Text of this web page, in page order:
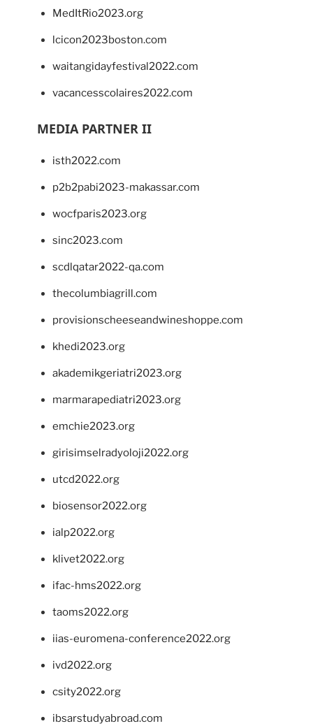
MedItRio2023.org
lcicon2023boston.com
waitangidayfestival2022.com
vacancesscolaires2022.com
MEDIA PARTNER II
isth2022.com
p2b2pabi2023-makassar.com
wocfparis2023.org
sinc2023.com
scdlqatar2022-qa.com
thecolumbiagrill.com
provisionscheeseandwineshoppe.com
khedi2023.org
akademikgeriatri2023.org
marmarapediatri2023.org
emchie2023.org
girisimselradyoloji2022.org
utcd2022.org
biosensor2022.org
ialp2022.org
klivet2022.org
ifac-hms2022.org
taoms2022.org
iias-euromena-conference2022.org
ivd2022.org
csity2022.org
ibsarstudyabroad.com